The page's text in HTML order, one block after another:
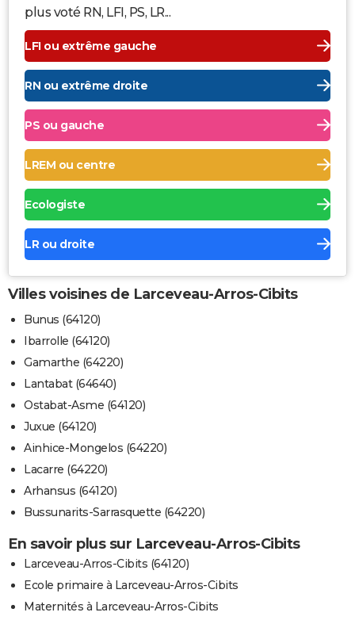
plus voté RN, LFI, PS, LR...
LFI ou extrême gauche
RN ou extrême droite
PS ou gauche
LREM ou centre
Ecologiste
LR ou droite
Villes voisines de Larceveau-Arros-Cibits
Bunus (64120)
Ibarrolle (64120)
Gamarthe (64220)
Lantabat (64640)
Ostabat-Asme (64120)
Juxue (64120)
Ainhice-Mongelos (64220)
Lacarre (64220)
Arhansus (64120)
Bussunarits-Sarrasquette (64220)
En savoir plus sur Larceveau-Arros-Cibits
Larceveau-Arros-Cibits (64120)
Ecole primaire à Larceveau-Arros-Cibits
Maternités à Larceveau-Arros-Cibits